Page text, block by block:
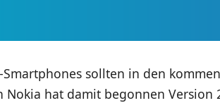
Smartphones sollten in den
Nokia hat damit begonnen Version